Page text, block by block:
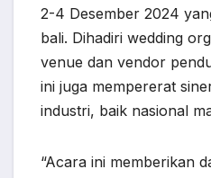
2-4 Desember 2024
bali. Dihadiri wedding
venue dan vendor
ini juga mempererat
industri, baik nasional
“Acara ini memberikan